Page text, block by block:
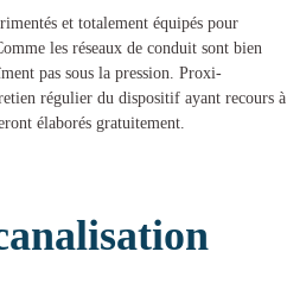
et totalement équipés pour
les réseaux de conduit sont bien
pas sous la pression. Proxi-
régulier du dispositif ayant recours à
élaborés gratuitement.